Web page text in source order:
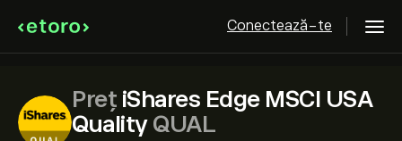
Conectează-te
Preț iShares Edge MSCI USA
QualityQUAL